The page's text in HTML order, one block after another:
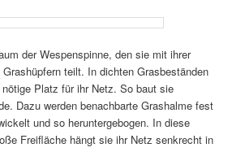
der Wespenspinne, den sie mit ihrer
teilt. In dichten Grasbeständen
Platz für ihr Netz. So baut sie
Dazu werden benachbarte Grashalme fest
und so heruntergebogen. In diese
Freifläche hängt sie ihr Netz senkrecht in